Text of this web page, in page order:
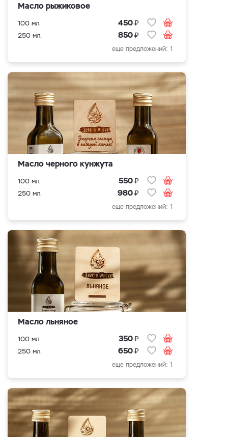
Масло рыжиковое
100 мл. 450₽
250 мл. 850₽
еще предложений: 1
Масло черного кунжута
100 мл. 550₽
250 мл. 980₽
еще предложений: 1
Масло льняное
100 мл. 350₽
250 мл. 650₽
еще предложений: 1